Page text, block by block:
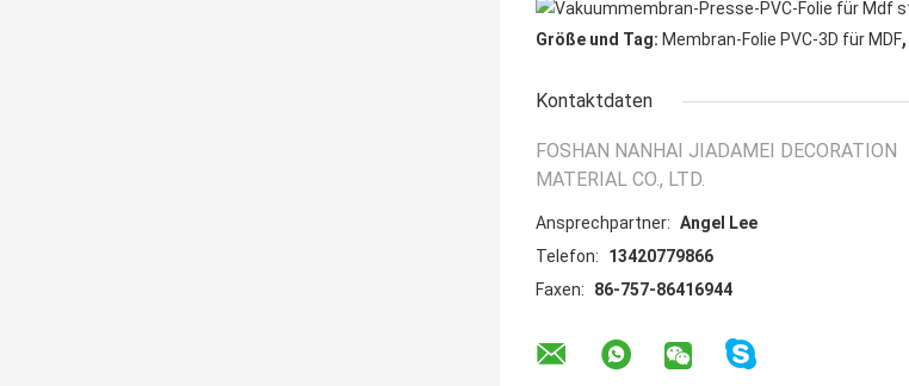
Größe und Tag: Membran-Folie PVC-3D für MDF,
Kontaktdaten
FOSHAN NANHAI JIADAMEI DECORATION
MATERIAL CO., LTD.
Ansprechpartner: Angel Lee
Telefon:
13420779866
Faxen:
86-757-86416944